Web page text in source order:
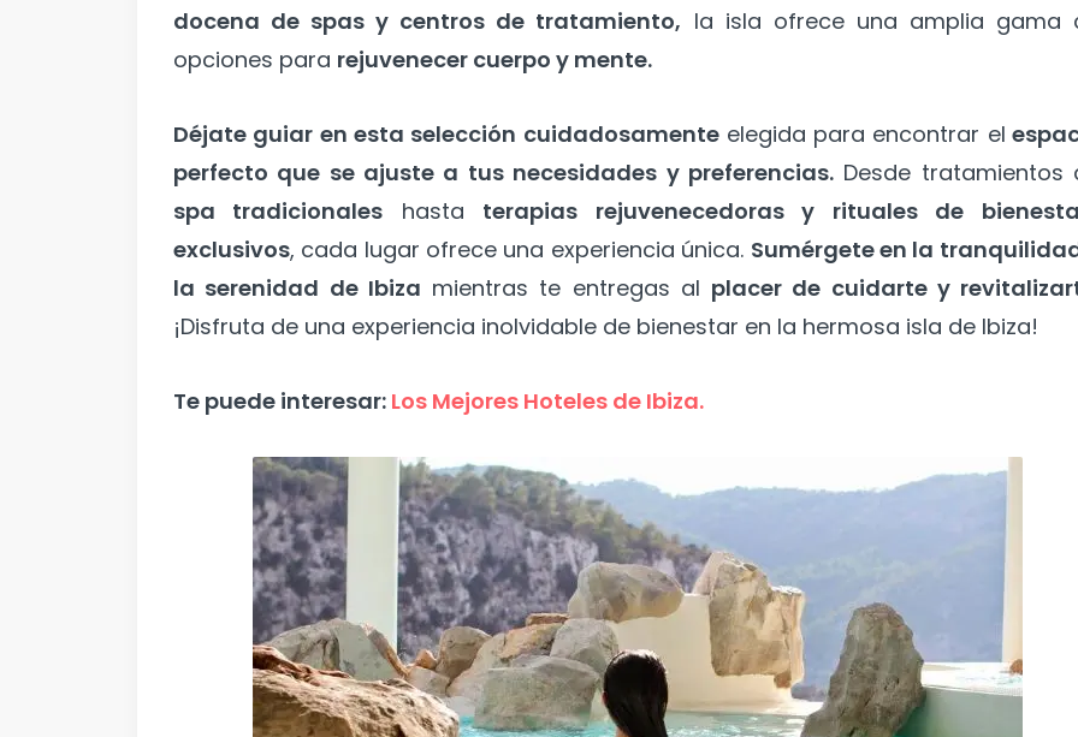
docena de spas y centros de tratamiento, la isla ofrece una amplia gama
opciones para rejuvenecer cuerpo y mente.
Déjate guiar en esta selección cuidadosamenteelegida para encontrar el
perfecto que se ajuste a tus necesidades y preferencias.Desde tratamientos
spa tradicionales hasta terapias rejuvenecedoras y rituales de
exclusivos, cada lugar ofrece una experiencia única. Sumérgete en la
la serenidad de Ibiza mientras te entregas al placer de cuidarte y
¡Disfruta de una experiencia inolvidable de bienestar en la hermosa isla de Ibiza!
Te puede interesar: Los Mejores Hoteles de Ibiza.